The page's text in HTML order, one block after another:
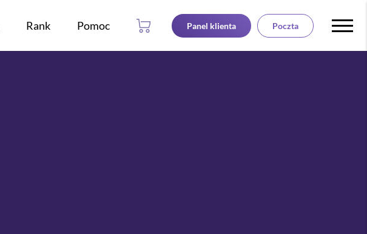
Rank Pomoc Panel klienta Poczta